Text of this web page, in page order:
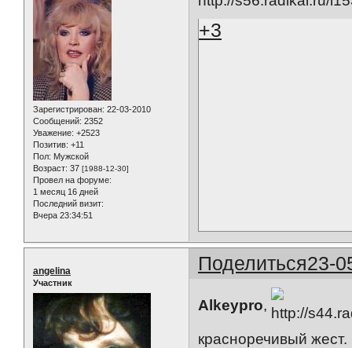
Зарегистрирован: 22-03-2010
Сообщений: 2352
Уважение: +2523
Позитив: +11
Пол: Мужской
Возраст: 37 [1988-12-30]
Провел на форуме:
1 месяц 16 дней
Последний визит:
Вчера 23:34:51
+3
Поделиться23-
angelina
Участник
Alkeypro,
красноречивый